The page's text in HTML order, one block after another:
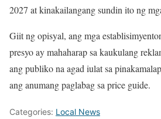
2027 at kinakailangang sundin ito ng
Giit ng opisyal, ang mga
presyo ay mahaharap sa kaukulang
ang publiko na agad iulat sa
ang anumang paglabag sa price guide.
Categories: Local News